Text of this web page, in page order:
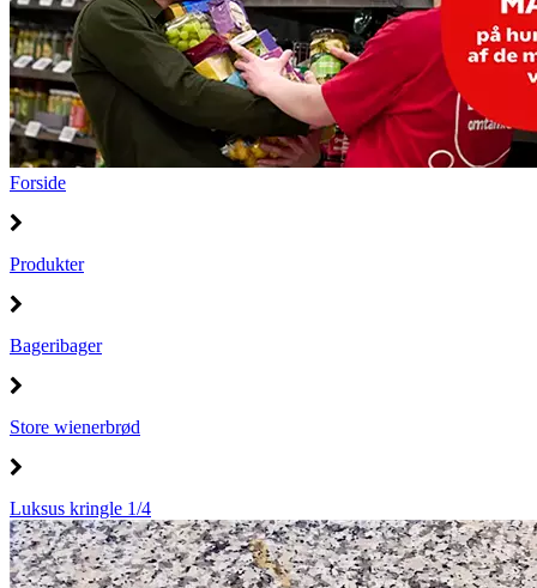
Forside
Produkter
Bageribager
Store wienerbrød
Luksus kringle 1/4